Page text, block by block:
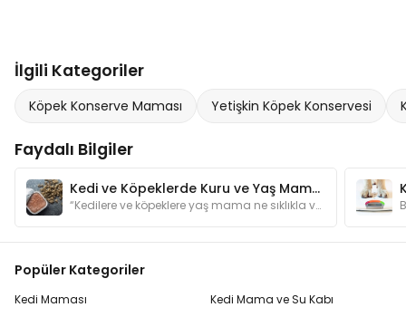
İlgili Kategoriler
Köpek Konserve Maması Yetişkin Köpek Konservesi
Faydalı Bilgiler
Kedi ve Köpeklerde Kuru ve Yaş Mama Dengesi Nasıl Olmalı?
“Kedilere ve köpeklere yaş mama ne sıklıkla verilmeli?” sorusunun yanıtları yazımızda.
Popüler Kategoriler
Kedi Maması
Kedi Mama ve Su Kabı